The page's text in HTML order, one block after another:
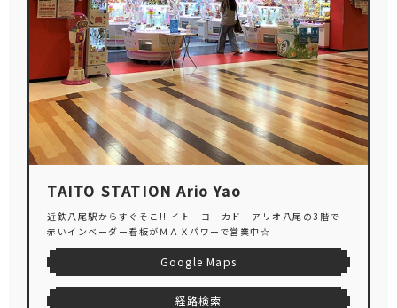
TAITO STATION Ario Yao
近鉄八尾駅からすぐそこ!! イトーヨーカドーアリオ八尾の3階で
赤いインベーダー看板がＭＡＸパワーで営業中☆
Google Maps
経路検索